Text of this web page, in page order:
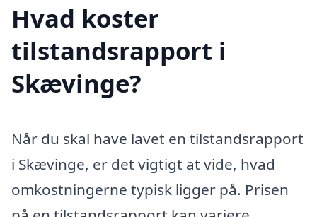
Hvad koster
tilstandsrapport i
Skævinge?
Når du skal have lavet en tilstandsrapport
i Skævinge, er det vigtigt at vide, hvad
omkostningerne typisk ligger på. Prisen